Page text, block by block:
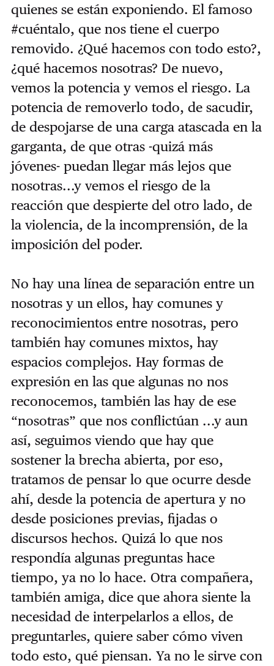
quienes se están exponiendo. El famoso
#cuéntalo, que nos tiene el cuerpo
removido. ¿Qué hacemos con todo esto?,
¿qué hacemos nosotras? De nuevo,
vemos la potencia y vemos el riesgo. La
potencia de removerlo todo, de sacudir,
de despojarse de una carga atascada en la
garganta, de que otras -quizá más
jóvenes- puedan llegar más lejos que
nosotras...y vemos el riesgo de la
reacción que despierte del otro lado, de
la violencia, de la incomprensión, de la
imposición del poder.
No hay una línea de separación entre un
nosotras y un ellos, hay comunes y
reconocimientos entre nosotras, pero
también hay comunes mixtos, hay
espacios complejos. Hay formas de
expresión en las que algunas no nos
reconocemos, también las hay de ese
“nosotras” que nos conflictúan ...y aun
así, seguimos viendo que hay que
sostener la brecha abierta, por eso,
tratamos de pensar lo que ocurre desde
ahí, desde la potencia de apertura y no
desde posiciones previas, fijadas o
discursos hechos. Quizá lo que nos
respondía algunas preguntas hace
tiempo, ya no lo hace. Otra compañera,
también amiga, dice que ahora siente la
necesidad de interpelarlos a ellos, de
preguntarles, quiere saber cómo viven
todo esto, qué piensan. Ya no le sirve con